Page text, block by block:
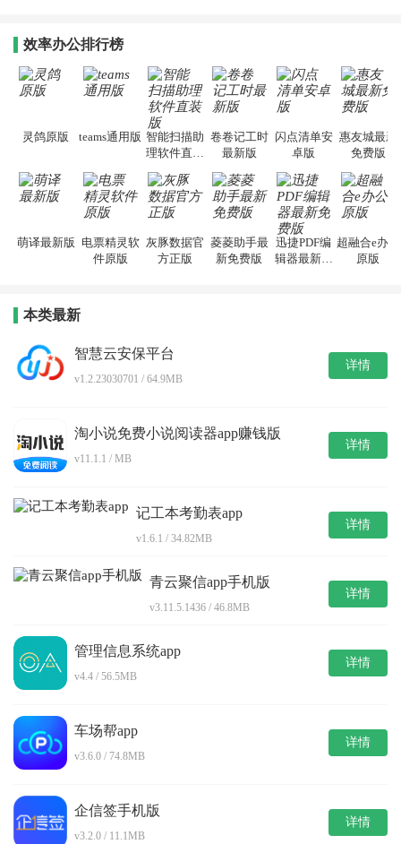
效率办公排行榜
灵鸽原版 teams通用版 智能扫描助
理软件直装
卷卷记工时
最新版
闪点清单安
卓版
惠友城最新
免费版
萌译最新版 电票精灵软
件原版
灰豚数据官
方正版
菱菱助手最
新免费版
迅捷PDF编
辑器最新免
超融合e办公
原版
本类最新
智慧云安保平台
v1.2.23030701 / 64.9MB
详情
淘小说免费小说阅读器app赚钱版
v11.1.1 / MB
详情
记工本考勤表app
v1.6.1 / 34.82MB
详情
青云聚信app手机版
v3.11.5.1436 / 46.8MB
详情
管理信息系统app
v4.4 / 56.5MB
详情
车场帮app
v3.6.0 / 74.8MB
详情
企信签手机版
v3.2.0 / 11.1MB
详情